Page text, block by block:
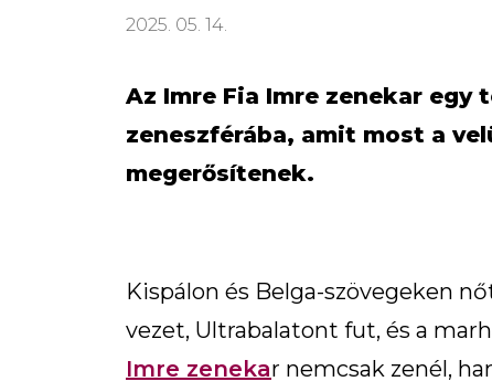
2025. 05. 14.
Az Imre Fia Imre zenekar egy
zeneszférába, amit most a
megerősítenek.
Kispálon és Belga-szövegeken
vezet, Ultrabalatont fut, és a
Imre zenekar nemcsak zenél,